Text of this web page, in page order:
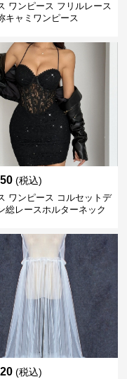
ワンピース フリルレース
キャミワンピース
(税込)
ワンピース コルセットデ
総レースホルターネック
(税込)